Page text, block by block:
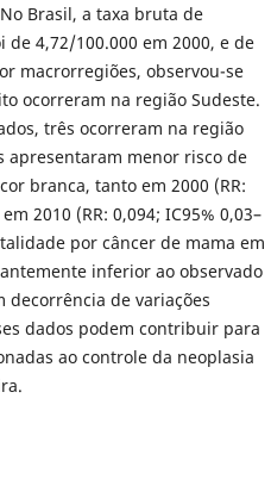
Brasil, a taxa bruta de
4,72/100.000 em 2000, e de
macrorregiões, observou-se
ocorreram na região Sudeste.
três ocorreram na região
apresentaram menor risco de
branca, tanto em 2000 (RR:
2010 (RR: 0,094; IC95% 0,03–
por câncer de mama em
inferior ao observado
decorrência de variações
dados podem contribuir para
ao controle da neoplasia